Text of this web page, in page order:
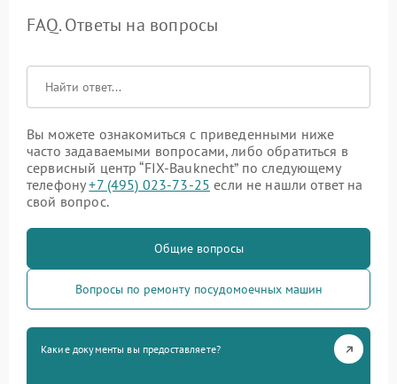
FAQ. Ответы на вопросы
Вы можете ознакомиться с приведенными ниже
часто задаваемыми вопросами, либо обратиться в
сервисный центр “FIX-Bauknecht” по следующему
телефону+7 (495) 023-73-25 если не нашли ответ на
свой вопрос.
Общие вопросы
Вопросы по ремонту посудомоечных машин
Какие документы вы предоставляете?